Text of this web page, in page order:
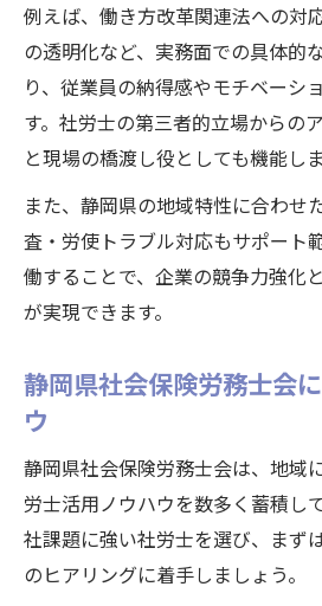
例えば、働き方改革関連法への対
の透明化など、実務面での具体的
り、従業員の納得感やモチベーシ
す。社労士の第三者的立場からの
と現場の橋渡し役としても機能しま
また、静岡県の地域特性に合わせ
査・労使トラブル対応もサポート
働することで、企業の競争力強化
が実現できます。
静岡県社会保険労務士会
ウ
静岡県社会保険労務士会は、地域
労士活用ノウハウを数多く蓄積し
社課題に強い社労士を選び、まず
のヒアリングに着手しましょう。